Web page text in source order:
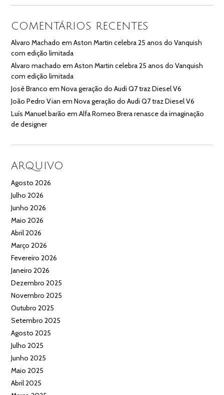
COMENTÁRIOS RECENTES
Alvaro Machado emAston Martin celebra 25 anos do Vanquish
com edição limitada
Alvaro machado emAston Martin celebra 25 anos do Vanquish
com edição limitada
José Branco emNova geração do Audi Q7 traz Diesel V6
João Pedro Vian emNova geração do Audi Q7 traz Diesel V6
Luís Manuel barão emAlfa Romeo Brera renasce da imaginação
de designer
ARQUIVO
Agosto 2026
Julho 2026
Junho 2026
Maio 2026
Abril 2026
Março 2026
Fevereiro 2026
Janeiro 2026
Dezembro 2025
Novembro 2025
Outubro 2025
Setembro 2025
Agosto 2025
Julho 2025
Junho 2025
Maio 2025
Abril 2025